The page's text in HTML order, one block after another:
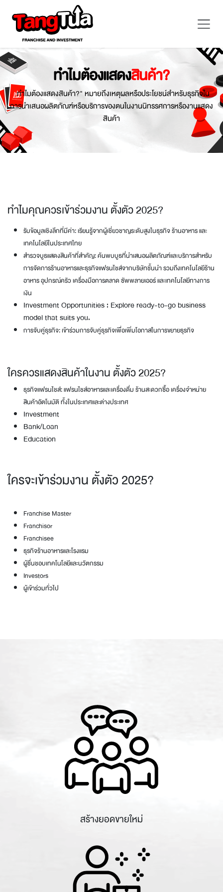
ทำไมต้องแสดงสินค้า?
ทำไมต้องแสดงสินค้า?" หมายถึงเหตุผลหรือประโยชน์สำหรับธุรกิจใน
การนำเสนอผลิตภัณฑ์หรือบริการของตนในงานนิทรรศการหรืองานแสดง
สินค้า
ทำไมคุณควรเข้าร่วมงาน ตั้งตัว 2025?
รับข้อมูลเชิงลึกที่มีค่า: เรียนรู้จากผู้เชี่ยวชาญระดับสูงในธุรกิจ ร้านอาหาร และ
เทคโนโลยีในประเทศไทย
สำรวจบูธแสดงสินค้าที่สำคัญ: ค้นพบบูธที่นำเสนอผลิตภัณฑ์และบริการสำหรับ
การจัดการร้านอาหารและธุรกิจแฟรนไชส์จากบริษัทชั้นนำ รวมถึงเทคโนโลยีร้าน
อาหาร อุปกรณ์ครัว เครื่องมือการตลาด ซัพพลายเออร์ และเทคโนโลยีทางการ
เงิน
Investment Opportunities : Explore ready-to-go business
model that suits you.
การจับคู่ธุรกิจ: เข้าร่วมการจับคู่ธุรกิจเพื่อเพิ่มโอกาสในการขยายธุรกิจ
ใครควรแสดงสินค้าในงาน ตั้งตัว 2025?
ธุรกิจแฟรนไชส์: แฟรนไชส์อาหารและเครื่องดื่ม ร้านสะดวกซื้อ เครื่องจำหน่าย
สินค้าอัตโนมัติ ทั้งในประเทศและต่างประเทศ
Investment
Bank/Loan
Education
ใครจะเข้าร่วมงาน ตั้งตัว 2025?
Franchise Master
Franchisor
Franchisee
ธุรกิจร้านอาหารและโรงแรม
ผู้ชื่นชอบเทคโนโลยีและนวัตกรรม
Investors
ผู้เข้าร่วมทั่วไป
สร้างยอดขายใหม่